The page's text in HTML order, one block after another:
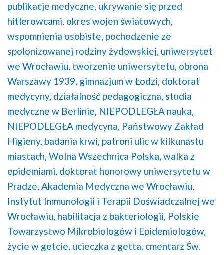
publikacje medyczne, ukrywanie się przed
hitlerowcami, okres wojen światowych,
wspomnienia osobiste, pochodzenie ze
spolonizowanej rodziny żydowskiej, uniwersytet
we Wrocławiu, tworzenie uniwersytetu, obrona
Warszawy 1939, gimnazjum w Łodzi, doktorat
medycyny, działalność pedagogiczna, studia
medyczne w Berlinie, NIEPODLEGŁA nauka,
NIEPODLEGŁA medycyna, Państwowy Zakład
Higieny, badania krwi, patroni ulic w kilkunastu
miastach, Wolna Wszechnica Polska, walka z
epidemiami, doktorat honorowy uniwersytetu w
Pradze, Akademia Medyczna we Wrocławiu,
Instytut Immunologii i Terapii Doświadczalnej we
Wrocławiu, habilitacja z bakteriologii, Polskie
Towarzystwo Mikrobiologów i Epidemiologów,
życie w getcie, ucieczka z getta, cmentarz Św.